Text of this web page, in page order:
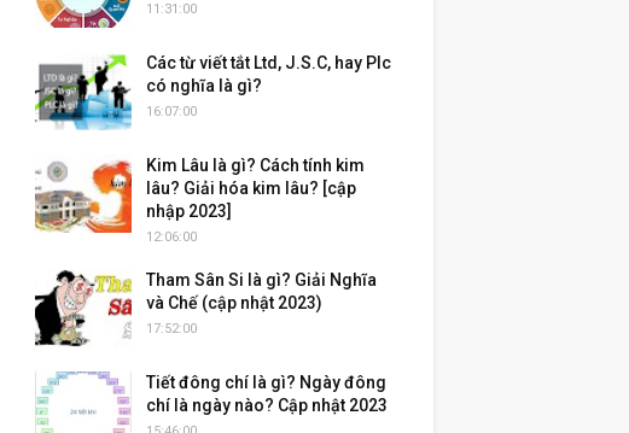
11:31:00
Các từ viết tắt Ltd, J.S.C, hay Plc
có nghĩa là gì?
16:07:00
Kim Lâu là gì? Cách tính kim
lâu? Giải hóa kim lâu? [cập
nhập 2023]
12:06:00
Tham Sân Si là gì? Giải Nghĩa
và Chế (cập nhật 2023)
17:52:00
Tiết đông chí là gì? Ngày đông
chí là ngày nào? Cập nhật 2023